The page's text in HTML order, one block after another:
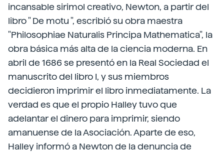
incansable sirimol creativo, Newton, a partir del
libro " De motu ", escribió su obra maestra
"Philosophiae Naturalis Principa Mathematica", la
obra básica más alta de la ciencia moderna. En
abril de 1686 se presentó en la Real Sociedad el
manuscrito del libro I, y sus miembros
decidieron imprimir el libro inmediatamente. La
verdad es que el propio Halley tuvo que
adelantar el dinero para imprimir, siendo
amanuense de la Asociación. Aparte de eso,
Halley informó a Newton de la denuncia de